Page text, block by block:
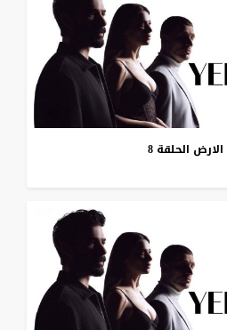
الارض الحلقة 8